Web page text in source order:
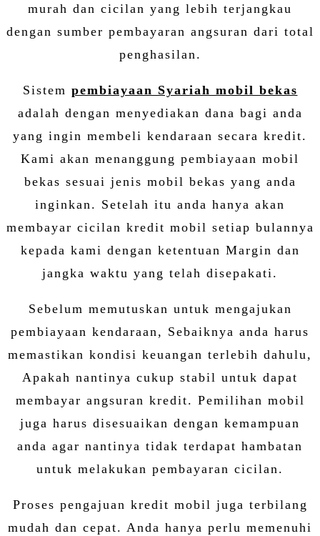
murah dan cicilan yang lebih terjangkau
dengan sumber pembayaran angsuran dari total
penghasilan.
Sistem pembiayaan Syariah mobil bekas
adalah dengan menyediakan dana bagi anda
yang ingin membeli kendaraan secara kredit.
Kami akan menanggung pembiayaan mobil
bekas sesuai jenis mobil bekas yang anda
inginkan. Setelah itu anda hanya akan
membayar cicilan kredit mobil setiap bulannya
kepada kami dengan ketentuan Margin dan
jangka waktu yang telah disepakati.
Sebelum memutuskan untuk mengajukan
pembiayaan kendaraan, Sebaiknya anda harus
memastikan kondisi keuangan terlebih dahulu,
Apakah nantinya cukup stabil untuk dapat
membayar angsuran kredit. Pemilihan mobil
juga harus disesuaikan dengan kemampuan
anda agar nantinya tidak terdapat hambatan
untuk melakukan pembayaran cicilan.
Proses pengajuan kredit mobil juga terbilang
mudah dan cepat. Anda hanya perlu memenuhi